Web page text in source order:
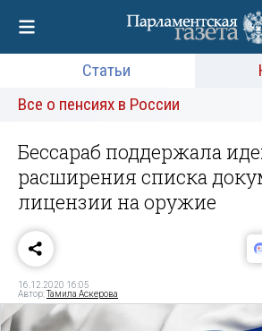
Статьи
Все о пенсиях в России
Бессараб поддержала
расширения списка
лицензии на оружие
16.12.2020 16:05
Автор:Тамила Аскерова